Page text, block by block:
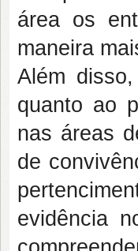
área os
maneira
Além
quanto ao
nas áreas
de
evidência